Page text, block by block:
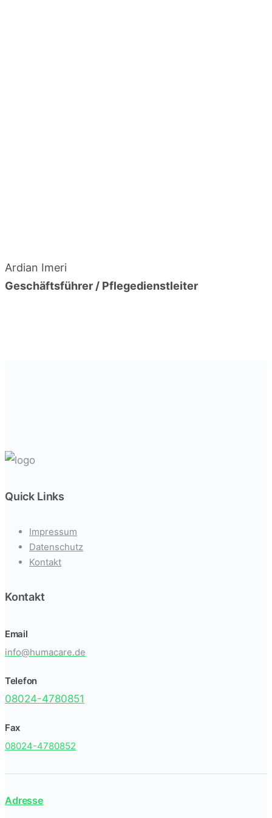
Ardian Imeri
Geschäftsführer / Pflegedienstleiter
Quick Links
Impressum
Datenschutz
Kontakt
Kontakt
Email
info@humacare.de
Telefon
08024-4780851
Fax
08024-4780852
Adresse